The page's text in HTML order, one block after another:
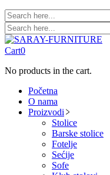
Cart0
No products in the cart.
Početna
O nama
Proizvodi
Stolice
Barske stolice
Fotelje
Sećije
Sofe